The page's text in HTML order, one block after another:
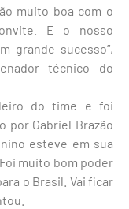
muito boa com o
E o nosso
grande sucesso”,
técnico do
do time e foi
por Gabriel Brazão
esteve em sua
muito bom poder
o Brasil. Vai ficar